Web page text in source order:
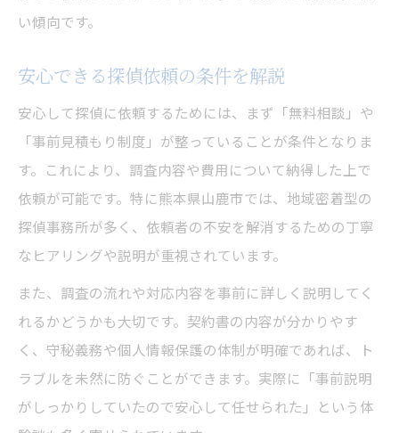
い傾向です。
安心できる探偵依頼の条件を解説
安心して探偵に依頼するためには、まず「無料相談」や
「事前見積もり制度」が整っていることが条件となりま
す。これにより、調査内容や費用について納得した上で
依頼が可能です。特に熊本県山鹿市では、地域密着型の
探偵事務所が多く、依頼者の不安を解消するための丁寧
なヒアリングや説明が重視されています。
また、調査の流れや対応内容を事前に詳しく説明してく
れるかどうかも大切です。契約書の内容が分かりやす
く、守秘義務や個人情報保護の体制が明確であれば、ト
ラブルを未然に防ぐことができます。実際に「事前説明
がしっかりしていたので安心して任せられた」という体